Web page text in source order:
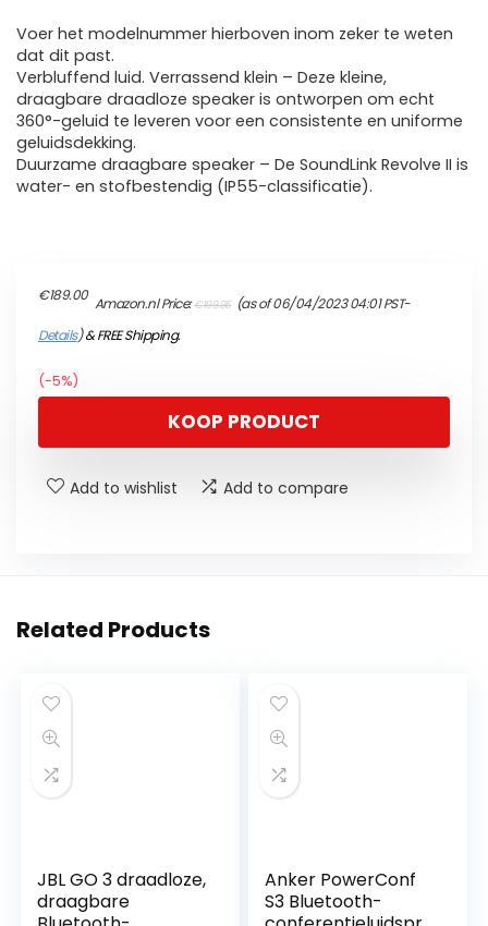
Voer het modelnummer hierboven inom zeker te weten
dat dit past.
Verbluffend luid. Verrassend klein – Deze kleine,
draagbare draadloze speaker is ontworpen om echt
360°-geluid te leveren voor een consistente en uniforme
geluidsdekking.
Duurzame draagbare speaker – De SoundLink Revolve II is
water- en stofbestendig (IP55-classificatie).
Amazon.nl Price:€199.95
Original
price
€189.00
Current
price
(as of 06/04/2023 04:01 PST-
Details)&FREE Shipping.
(-5%)
KOOP PRODUCT
Add to wishlist Add to compare
Related Products
JBL GO 3 draadloze,
draagbare
Anker PowerConf
S3 Bluetooth-